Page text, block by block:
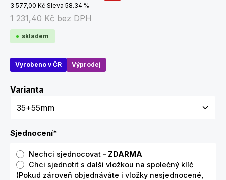
3 577,00 Kč Sleva 58.34 %
1 231,40 Kč bez DPH
skladem
Vyrobeno v ČR Výprodej
VariantaZvolte variantu
Sjednocení*
Nechci sjednocovat - ZDARMA
Chci sjednotit s další vložkou na společný klíč
(Pokud zároveň objednáváte i vložky nesjednocené,